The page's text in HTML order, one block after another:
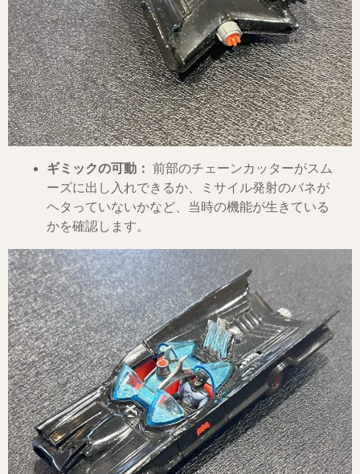
ギミックの可動： 前部のチェーンカッターがスム
ーズに出し入れできるか、ミサイル発射のバネが
ヘタっていないかなど、当時の機能が生きている
かを確認します。